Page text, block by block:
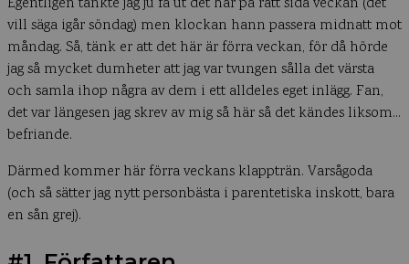
vill säga igår söndag) men klockan hann passera midnatt mot
måndag. Så, tänk er att det här är förra veckan, för då hörde
jag så mycket dumheter att jag var tvungen sålla det värsta
och samla ihop några av dem i ett alldeles eget inlägg. Fan,
det var längesen jag skrev av mig så här så det kändes liksom…
befriande.
Därmed kommer här förra veckans klappträn. Varsågoda
(och så sätter jag nytt personbästa i parentetiska inskott, bara
en sån grej).